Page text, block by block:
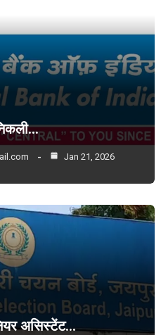
Jan 21, 2026
असिस्टेंट…